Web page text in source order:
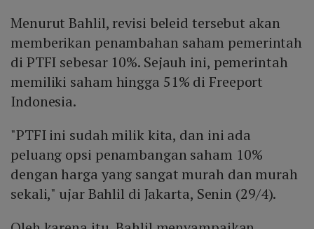
Menurut Bahlil, revisi beleid tersebut akan
memberikan penambahan saham pemerintah
di PTFI sebesar 10%. Sejauh ini, pemerintah
memiliki saham hingga 51% di Freeport
Indonesia.
"PTFI ini sudah milik kita, dan ini ada
peluang opsi penambangan saham 10%
dengan harga yang sangat murah dan murah
sekali," ujar Bahlil di Jakarta, Senin (29/4).